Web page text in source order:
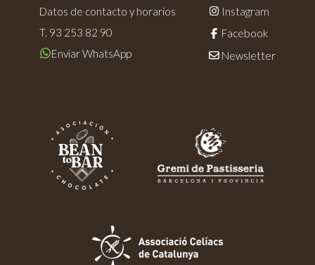
Datos de contacto y horarios
T. 93 253 82 90
Enviar WhatsApp
Instagram
Facebook
Newsletter